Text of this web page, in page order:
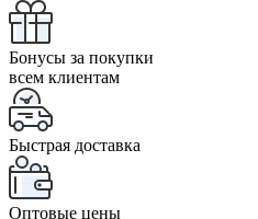
Бонусы за покупки
всем клиентам
Быстрая доставка
Оптовые цены